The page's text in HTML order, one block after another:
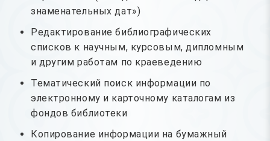
знаменательных дат»)
Редактирование библиографических
списков к научным, курсовым, дипломным
и другим работам по краеведению
Тематический поиск информации по
электронному и карточному каталогам из
фондов библиотеки
Копирование информации на бумажный